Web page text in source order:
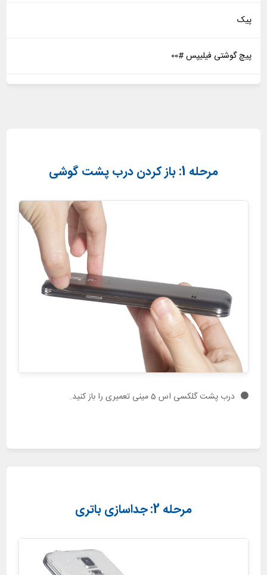
پیک
پیچ گوشتی فیلیپس #00
مرحله 1: باز کردن درب پشت گوشی
درب پشت گلکسی اس 5 مینی تعمیری را باز کنید.
مرحله 2: جداسازی باتری